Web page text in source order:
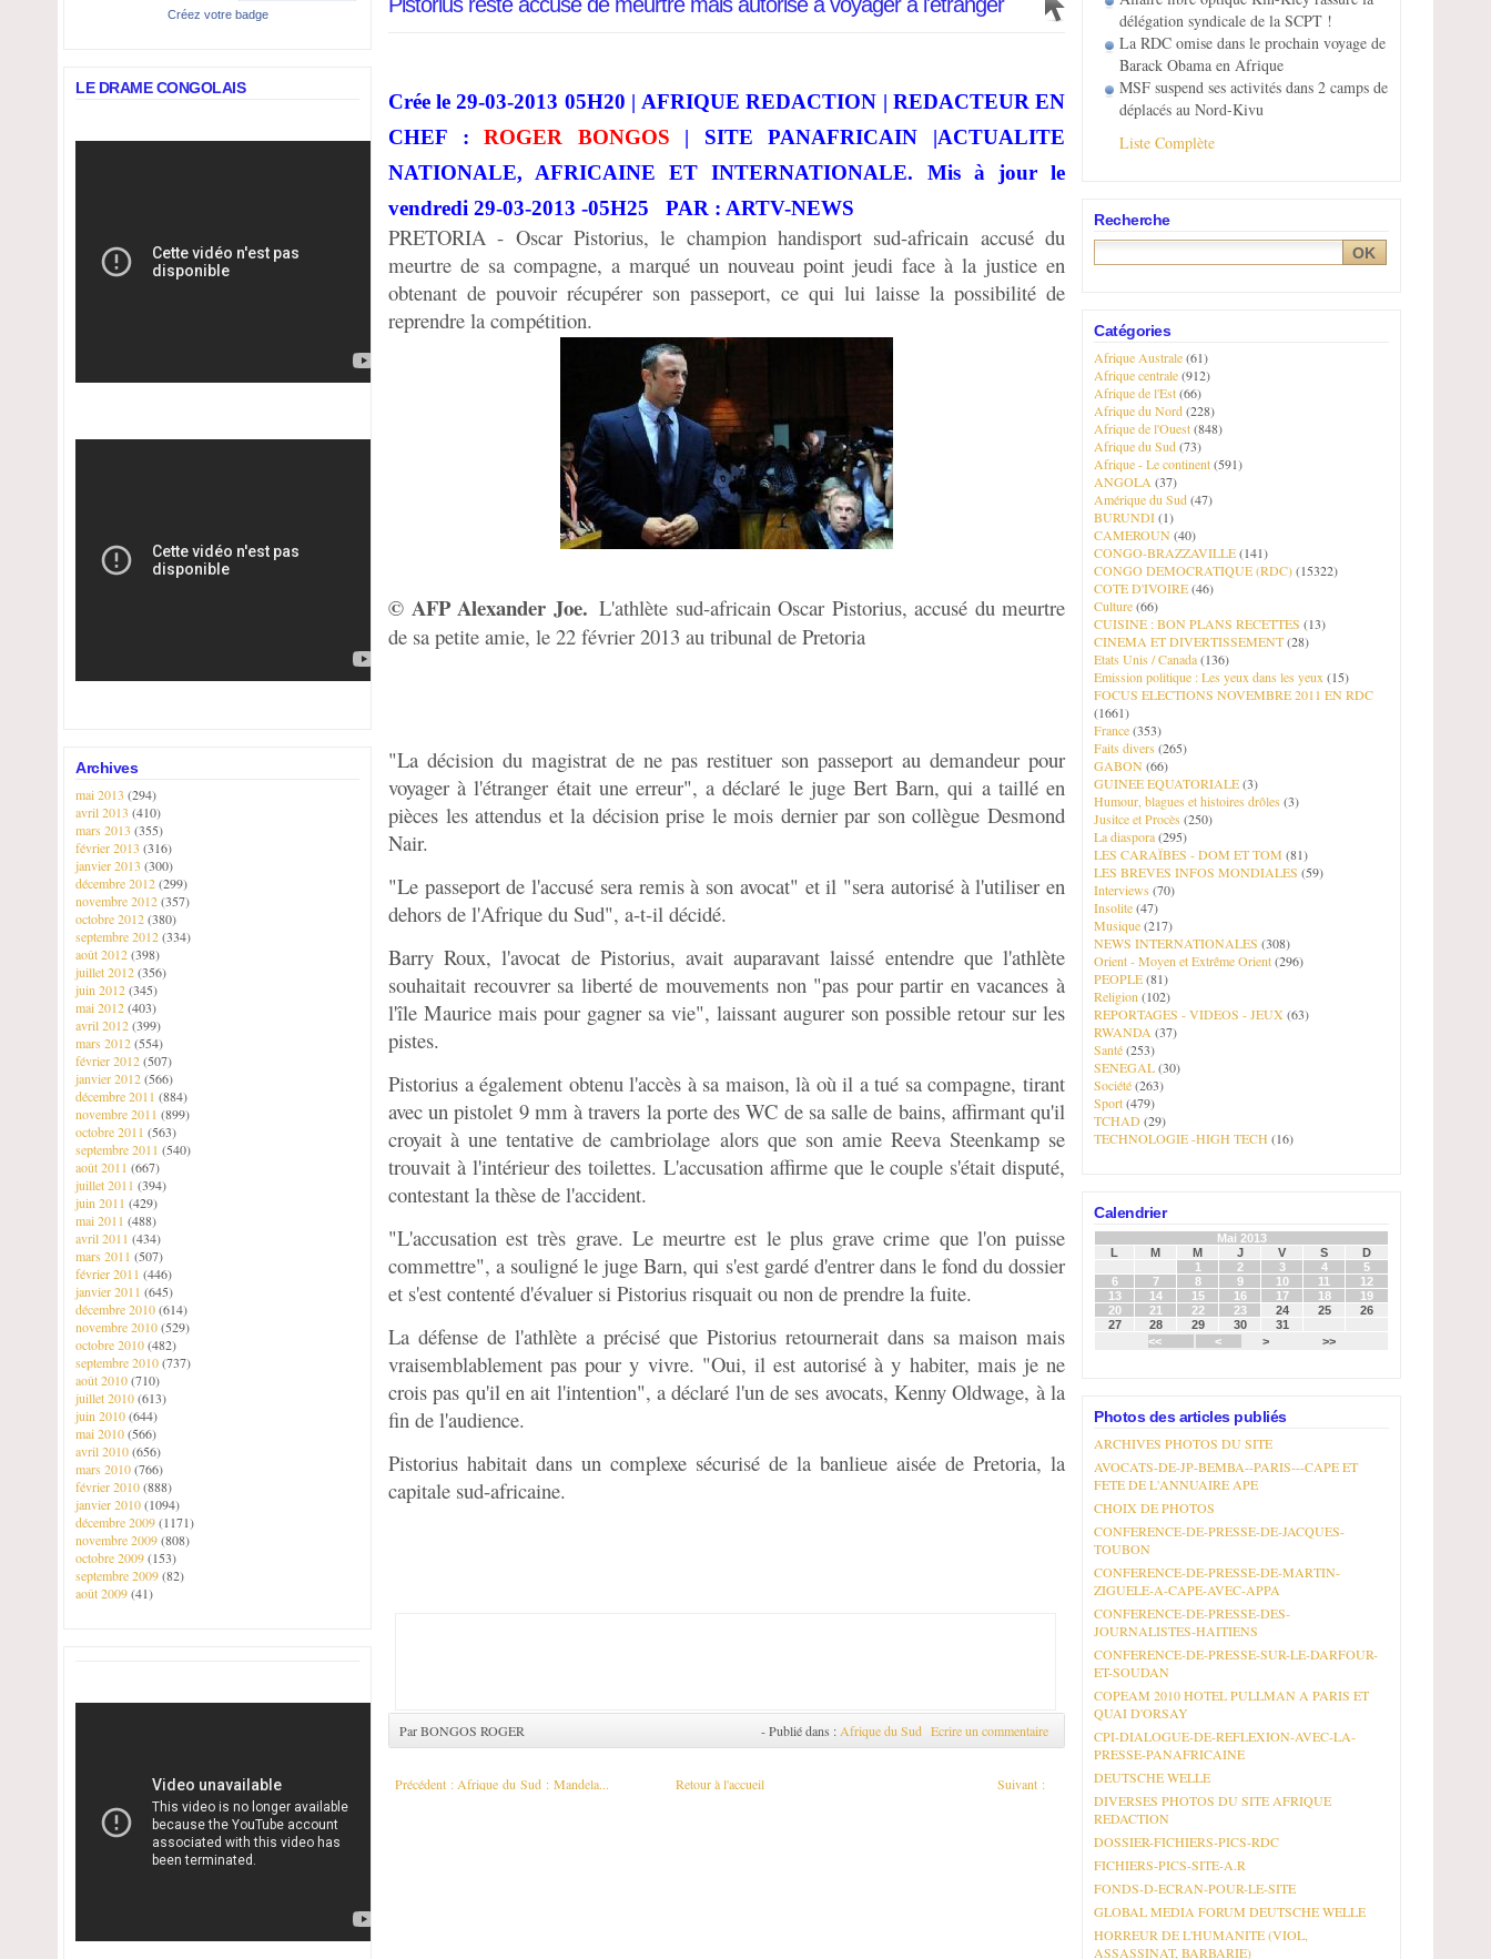
Créez votre badge
LE DRAME CONGOLAIS
Archives
mai 2013 (294)
avril 2013 (410)
mars 2013 (355)
février 2013 (316)
janvier 2013 (300)
décembre 2012(299)
novembre 2012(357)
octobre 2012(380)
septembre 2012(334)
août 2012(398)
juillet 2012(356)
juin 2012(345)
mai 2012(403)
avril 2012(399)
mars 2012(554)
février 2012(507)
janvier 2012(566)
décembre 2011 (884)
novembre 2011 (899)
octobre 2011 (563)
septembre 2011 (540)
août 2011 (667)
juillet 2011 (394)
juin 2011 (429)
mai 2011 (488)
avril 2011 (434)
mars 2011 (507)
février 2011 (446)
janvier 2011 (645)
décembre 2010(614)
novembre 2010(529)
octobre 2010(482)
septembre 2010(737)
août 2010(710)
juillet 2010(613)
juin 2010(644)
mai 2010(566)
avril 2010(656)
mars 2010(766)
février 2010(888)
janvier 2010(1094)
décembre 2009(1171)
novembre 2009(808)
octobre 2009(153)
septembre 2009(82)
août 2009(41)
Crée le 29-03-2013 05H20 | AFRIQUE REDACTION | REDACTEUR EN
CHEF :ROGER BONGOS | SITE PANAFRICAIN |ACTUALITE
NATIONALE, AFRICAINE ET INTERNATIONALE. Mis à jour le
vendredi 29-03-2013 -05H25 PAR : ARTV-NEWS
PRETORIA - Oscar Pistorius, le champion handisport sud-africain accusé du
meurtre de sa compagne, a marqué un nouveau point jeudi face à la justice en
obtenant de pouvoir récupérer son passeport, ce qui lui laisse la possibilité de
reprendre la compétition.
© AFP Alexander Joe. L'athlète sud-africain Oscar Pistorius, accusé du meurtre
de sa petite amie, le 22 février 2013 au tribunal de Pretoria
"La décision du magistrat de ne pas restituer son passeport au demandeur pour
voyager à l'étranger était une erreur", a déclaré le juge Bert Barn, qui a taillé en
pièces les attendus et la décision prise le mois dernier par son collègue Desmond
Nair.
"Le passeport de l'accusé sera remis à son avocat" et il "sera autorisé à l'utiliser en
dehors de l'Afrique du Sud", a-t-il décidé.
Barry Roux, l'avocat de Pistorius, avait auparavant laissé entendre que l'athlète
souhaitait recouvrer sa liberté de mouvements non "pas pour partir en vacances à
l'île Maurice mais pour gagner sa vie", laissant augurer son possible retour sur les
pistes.
Pistorius a également obtenu l'accès à sa maison, là où il a tué sa compagne, tirant
avec un pistolet 9 mm à travers la porte des WC de sa salle de bains, affirmant qu'il
croyait à une tentative de cambriolage alors que son amie Reeva Steenkamp se
trouvait à l'intérieur des toilettes. L'accusation affirme que le couple s'était disputé,
contestant la thèse de l'accident.
"L'accusation est très grave. Le meurtre est le plus grave crime que l'on puisse
commettre", a souligné le juge Barn, qui s'est gardé d'entrer dans le fond du dossier
et s'est contenté d'évaluer si Pistorius risquait ou non de prendre la fuite.
La défense de l'athlète a précisé que Pistorius retournerait dans sa maison mais
vraisemblablement pas pour y vivre. "Oui, il est autorisé à y habiter, mais je ne
crois pas qu'il en ait l'intention", a déclaré l'un de ses avocats, Kenny Oldwage, à la
fin de l'audience.
Pistorius habitait dans un complexe sécurisé de la banlieue aisée de Pretoria, la
capitale sud-africaine.
Par BONGOS ROGER -Publié dans : Afrique du Sud Ecrire un commentaire
Précédent : Afrique du Sud : Mandela... Retour à l'accueil
Suivant :
délégation syndicale de la SCPT !
La RDC omise dans le prochain voyage de
Barack Obama en Afrique
MSF suspend ses activités dans 2 camps de
déplacés au Nord-Kivu
Liste Complète
Recherche
Catégories
Afrique Australe(61)
Afrique centrale(912)
Afrique de l'Est(66)
Afrique du Nord(228)
Afrique de l'Ouest(848)
Afrique du Sud(73)
Afrique - Le continent(591)
ANGOLA (37)
Amérique du Sud(47)
BURUNDI(1)
CAMEROUN(40)
CONGO-BRAZZAVILLE(141)
CONGO DEMOCRATIQUE (RDC)(15322)
COTE D'IVOIRE(46)
Culture(66)
CUISINE : BON PLANS RECETTES (13)
CINEMA ET DIVERTISSEMENT(28)
Etats Unis / Canada(136)
Emission politique : Les yeux dans les yeux (15)
FOCUS ELECTIONS NOVEMBRE 2011 EN RDC
(1661)
France(353)
Faits divers (265)
GABON(66)
GUINEE EQUATORIALE(3)
Humour, blagues et histoires drôles (3)
Jusitce et Procès (250)
La diaspora(295)
LES CARAÏBES - DOM ET TOM (81)
LES BREVES INFOS MONDIALES (59)
Interviews (70)
Insolite(47)
Musique(217)
NEWS INTERNATIONALES (308)
Orient - Moyen et Extrême Orient(296)
PEOPLE(81)
Religion (102)
REPORTAGES - VIDEOS - JEUX (63)
RWANDA (37)
Santé(253)
SENEGAL(30)
Société(263)
Sport(479)
TCHAD (29)
TECHNOLOGIE -HIGH TECH (16)
Calendrier
Mai 2013
L
M M J V S
D
1
2 3 4
5
6
7 8 9 10 11
12
13
14 15 16 17 18
19
20
21 22 23 24 25
26
27
28 29 30
31
<<
< > >>
Photos des articles publiés
ARCHIVES PHOTOS DU SITE
AVOCATS-DE-JP-BEMBA--PARIS---CAPE ET
FETE DE L'ANNUAIRE APE
CHOIX DE PHOTOS
CONFERENCE-DE-PRESSE-DE-JACQUES-
TOUBON
CONFERENCE-DE-PRESSE-DE-MARTIN-
ZIGUELE-A-CAPE-AVEC-APPA
CONFERENCE-DE-PRESSE-DES-
JOURNALISTES-HAITIENS
CONFERENCE-DE-PRESSE-SUR-LE-DARFOUR-
ET-SOUDAN
COPEAM 2010 HOTEL PULLMAN A PARIS ET
QUAI D'ORSAY
CPI-DIALOGUE-DE-REFLEXION-AVEC-LA-
PRESSE-PANAFRICAINE
DEUTSCHE WELLE
DIVERSES PHOTOS DU SITE AFRIQUE
REDACTION
DOSSIER-FICHIERS-PICS-RDC
FICHIERS-PICS-SITE-A.R
FONDS-D-ECRAN-POUR-LE-SITE
GLOBAL MEDIA FORUM DEUTSCHE WELLE
HORREUR DE L'HUMANITE (VIOL,
ASSASSINAT, BARBARIE)